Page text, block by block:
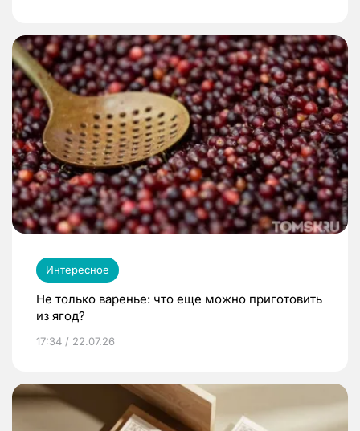
Интересное
Не только варенье: что еще можно приготовить
из ягод?
17:34 / 22.07.26